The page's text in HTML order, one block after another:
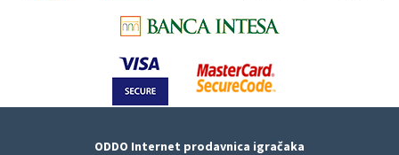
ODDO Internet prodavnica igračaka